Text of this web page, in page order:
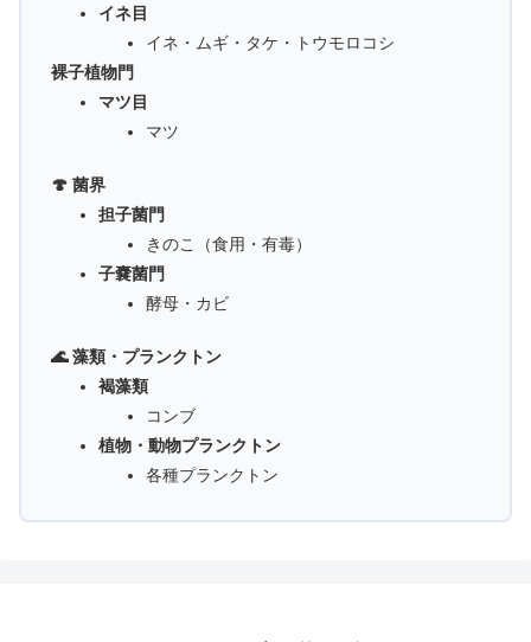
イネ目
イネ・ムギ・タケ・トウモロコシ
裸子植物門
マツ目
マツ
🍄 菌界
担子菌門
きのこ（食用・有毒）
子嚢菌門
酵母・カビ
🌊 藻類・プランクトン
褐藻類
コンブ
植物・動物プランクトン
各種プランクトン